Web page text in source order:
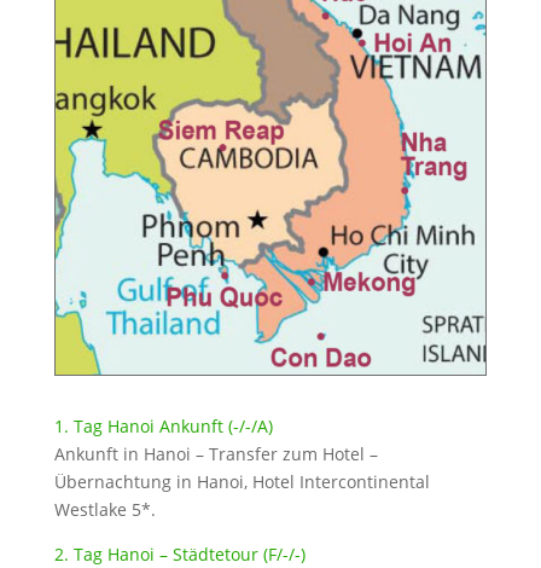
1. Tag Hanoi Ankunft (-/-/A)
Ankunft in Hanoi – Transfer zum Hotel –
Übernachtung in Hanoi, Hotel Intercontinental
Westlake 5*.
2. Tag Hanoi – Städtetour (F/-/-)